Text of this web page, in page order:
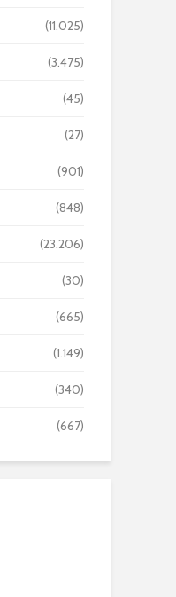
(11.025)
(3.475)
(45)
(27)
(901)
(848)
(23.206)
(30)
(665)
(1.149)
(340)
(667)